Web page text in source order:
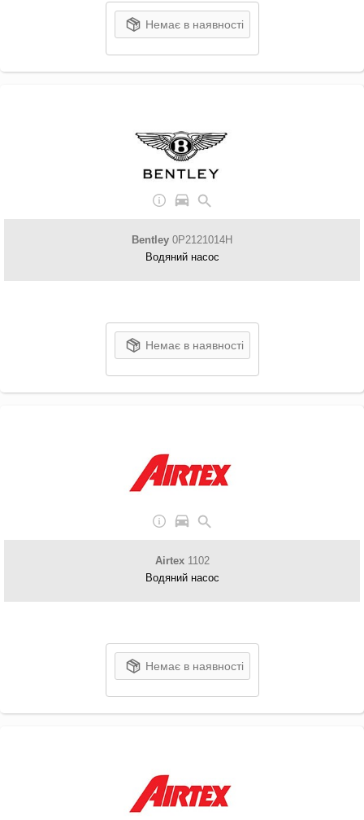
Немає в наявності
Bentley 0P2121014H
Водяний насос
Немає в наявності
Airtex1102
Водяний насос
Немає в наявності